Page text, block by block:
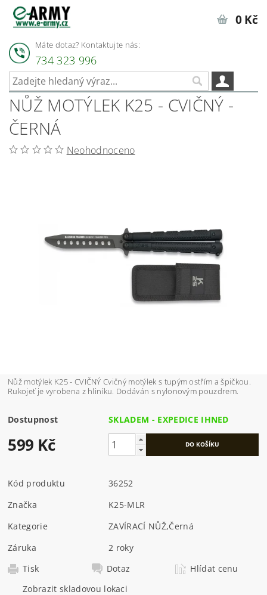
Máte dotaz? Kontaktujte nás:
734 323 996
0 Kč
NŮŽ MOTÝLEK K25 - CVIČNÝ -
ČERNÁ
Neohodnoceno
Nůž motýlek K25 - CVIČNÝ Cvičný motýlek s tupým ostřím a špičkou.
Rukojeť je vyrobena z hliníku. Dodáván s nylonovým pouzdrem.
Dostupnost SKLADEM - EXPEDICE IHNED
599 Kč
Kód produktu
36252
Značka
K25-MLR
Kategorie
ZAVÍRACÍ NŮŽ,Černá
Záruka
2 roky
Tisk
Dotaz
Hlídat cenu
Zobrazit skladovou lokaci